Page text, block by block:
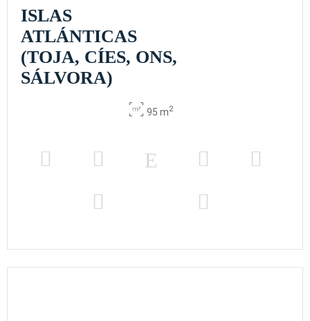
ISLAS
ATLÁNTICAS
(TOJA, CÍES, ONS,
SÁLVORA)
95 m2